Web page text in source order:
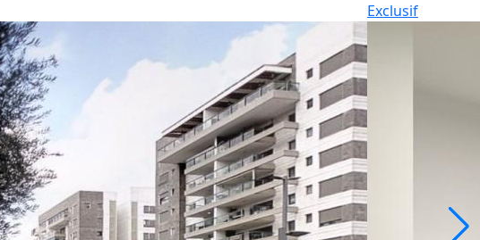
Exclusif